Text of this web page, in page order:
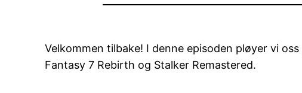
Velkommen tilbake! I denne episoden pløyer vi
Fantasy 7 Rebirth og Stalker Remastered.